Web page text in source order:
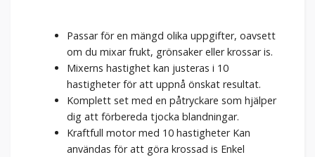
Passar för en mängd olika uppgifter, oavsett
om du mixar frukt, grönsaker eller krossar is.
Mixerns hastighet kan justeras i 10
hastigheter för att uppnå önskat resultat.
Komplett set med en påtryckare som hjälper
dig att förbereda tjocka blandningar.
Kraftfull motor med 10 hastigheter Kan
användas för att göra krossad is Enkel